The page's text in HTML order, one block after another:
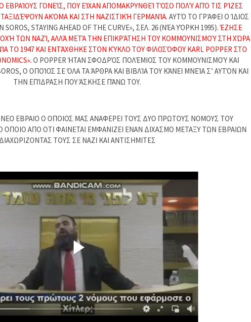
ΕΒΡΑΊΟΥΣ ΓΟΝΕΊΣ, ΠΟΥ ΕΊΧΑΝ ΑΠΟΜΑΚΡΥΝΘΕΊ ΤΌΣΟ ΠΟΛΎ ΑΠΌ ΤΙΣ ΡΊΖΕΣ
ΑΚΌΜΑ ΚΑΙ ΣΤΗ ΝΑΖΙΣΤΙΚΉ ΓΕΡΜΑΝΊΑ. ΑΥΤΌ ΤΟ ΓΡΆΦΕΙ Ο ΊΔΙΟΣ
STAYING AHEAD OF THE CURVE», ΣΕΛ. 26 (ΝΈΑ ΥΌΡΚΗ 1995). ΈΖΗΣΕ
ΤΩΝ ΝΑΖΊ, ΑΛΛΆ ΜΕΤΆ ΤΗΝ ΕΠΙΚΡΆΤΗΣΗ ΤΟΥ ΚΟΜΜΟΥΝΙΣΜΟΎ ΣΤΗ ΧΏΡΑ
ΤΟ 1947 ΚΑΙ ΕΝΤΆΧΘΗΚΕ ΣΤΟΝ ΚΎΚΛΟ ΤΟΥ ΦΙΛΟΣΌΦΟΥ KARL POPPER ΣΤΟ
Ο POPPER ΉΤΑΝ ΣΦΟΔΡΌΣ ΠΟΛΈΜΙΟΣ ΤΟΥ ΚΟΜΜΟΥΝΙΣΜΟΎ ΚΑΙ
Ο ΟΠΟΊΟΣ ΣΕ ΌΛΑ ΤΑ ΆΡΘΡΑ ΚΑΙ ΒΙΒΛΊΑ ΤΟΥ ΚΆΝΕΙ ΜΝΕΊΑ Σ’ ΑΥΤΌΝ ΚΑΙ
ΤΗΝ ΕΠΊΔΡΑΣΗ ΠΟΥ ΆΣΚΗΣΕ ΠΆΝΩ ΤΟΥ.
ΕΒΡΑΙΟ Ο ΟΠΟΙΟΣ ΜΑΣ ΑΝΑΦΕΡΕΙ ΤΟΥΣ ΔΥΟ ΠΡΩΤΟΥΣ ΝΟΜΟΥΣ ΤΟΥ
ΟΠΟΙΟ ΑΠΟ ΟΤΙ ΦΑΙΝΕΤΑΙ ΕΜΦΑΝΙΖΕΙ ΕΝΑΝ ΔΙΧΑΣΜΟ ΜΕΤΑΞΥ ΤΩΝ ΕΒΡΑΙΩΝ
ΔΙΑΧΩΡΙΖΟΝΤΑΣ ΤΟΥΣ ΣΕ ΝΑΖΙ ΚΑΙ ΑΝΤΙΣΗΜΙΤΕΣ